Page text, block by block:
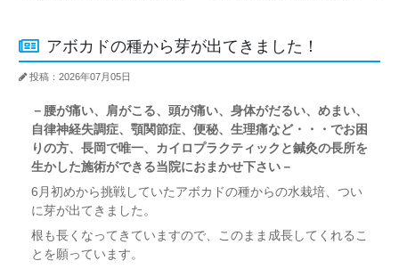
アボカドの種から芽が出てきました！
投稿：2026年07月05日
－腰が痛い、肩がこる、頭が痛い、身体がだるい、めまい、
自律神経失調症、顎関節症、便秘、生理痛など・・・でお困
りの方、長岡で唯一、カイロプラクティックと鍼灸の長所を
生かした施術ができる当院におまかせ下さい－
6月初めから挑戦していたアボカドの種からの水栽培、つい
に芽が出てきました。
根も長くなってきていますので、このまま成長してくれるこ
とを願っています。